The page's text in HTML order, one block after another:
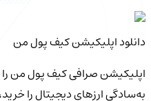
دانلود اپلیکیشن کیف‌ پول من
اپلیکیشن صرافی کیف پول من را
به‌سادگی ارزهای دیجیتال را